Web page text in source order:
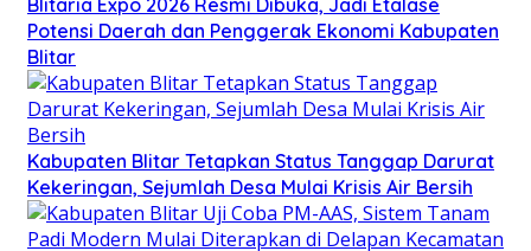
Potensi Daerah dan Penggerak Ekonomi Kabupaten
Blitar
Kabupaten Blitar Tetapkan Status Tanggap Darurat
Kekeringan, Sejumlah Desa Mulai Krisis Air Bersih